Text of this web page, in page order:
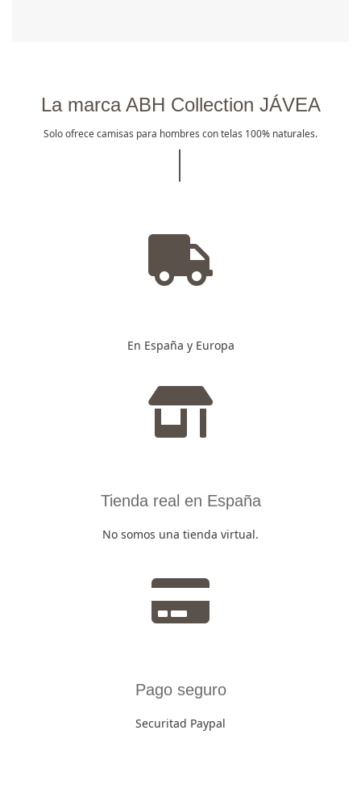
La marca ABH Collection JÁVEA
Solo ofrece camisas para hombres con telas 100% naturales.
En España y Europa
Tienda real en España
No somos una tienda virtual.
Pago seguro
Securitad Paypal